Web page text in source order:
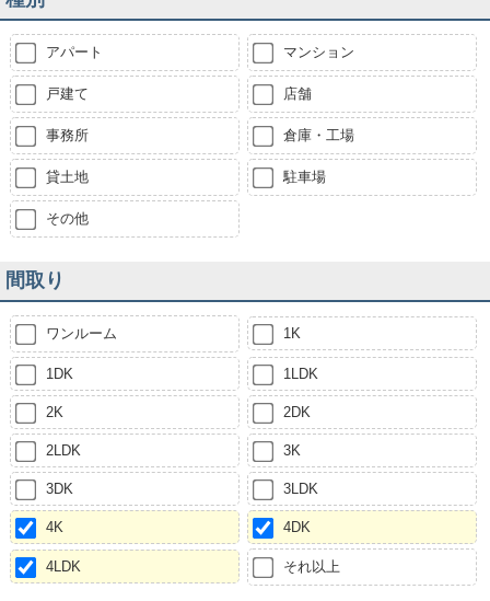
アパート マンション
戸建て 店舗
事務所 倉庫・工場
貸土地 駐車場
その他
間取り
ワンルーム 1K
1DK 1LDK
2K 2DK
2LDK 3K
3DK 3LDK
4K 4DK
4LDK それ以上